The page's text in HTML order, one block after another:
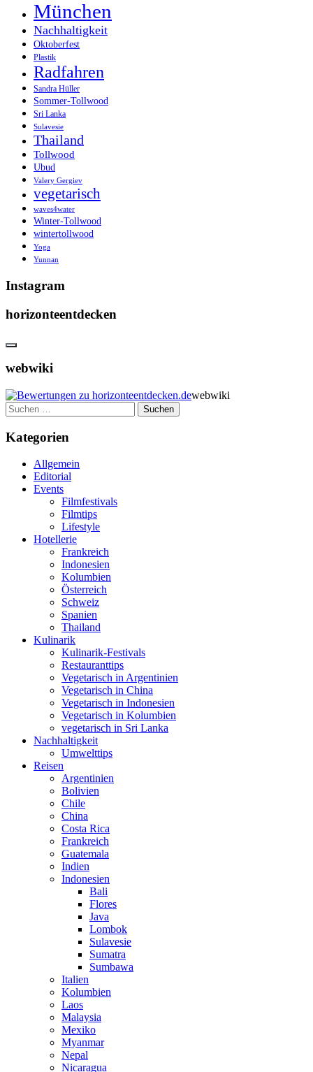
München
Nachhaltigkeit
Oktoberfest
Plastik
Radfahren
Sandra Hüller
Sommer-Tollwood
Sri Lanka
Sulavesie
Thailand
Tollwood
Ubud
Valery Gergiev
vegetarisch
waves4water
Winter-Tollwood
wintertollwood
Yoga
Yunnan
Instagram
horizonteentdecken
webwiki
webwiki
Suchen
nach:
Kategorien
Allgemein
Editorial
Events
Filmfestivals
Filmtips
Lifestyle
Hotellerie
Frankreich
Indonesien
Kolumbien
Österreich
Schweiz
Spanien
Thailand
Kulinarik
Kulinarik-Festivals
Restauranttips
Vegetarisch in Argentinien
Vegetarisch in China
Vegetarisch in Indonesien
Vegetarisch in Kolumbien
vegetarisch in Sri Lanka
Nachhaltigkeit
Umwelttips
Reisen
Argentinien
Bolivien
Chile
China
Costa Rica
Frankreich
Guatemala
Indien
Indonesien
Bali
Flores
Java
Lombok
Sulavesie
Sumatra
Sumbawa
Italien
Kolumbien
Laos
Malaysia
Mexiko
Myanmar
Nepal
Nicaragua